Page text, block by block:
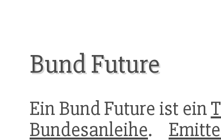
Bund Future
Ein Bund Future ist ein
Bundesanleihe.